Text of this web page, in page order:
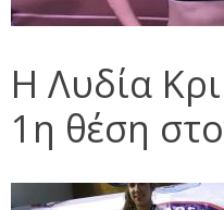
Η Λυδία
1η θέση